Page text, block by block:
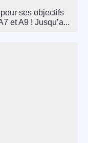
ses objectifs
et A9 ! Jusqu’a...